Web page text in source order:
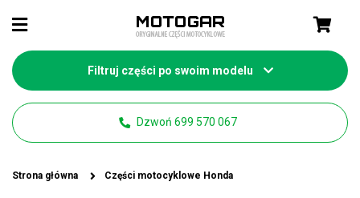
Filtruj części po swoim modelu
Dzwoń 699 570 067
Strona główna Części motocyklowe Honda